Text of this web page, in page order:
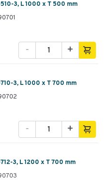
3, L 1000 x T 500 mm
+
-
3, L 1000 x T 700 mm
+
-
3, L 1200 x T 700 mm